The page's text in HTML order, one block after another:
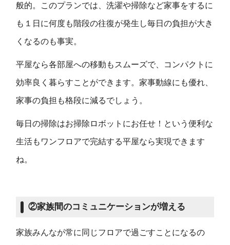
般的。このプランでは、洗濯や掃除など家事をするに
も１日に何度も階段の往復が発生し毎日の負担が大き
くなるのも事実。
平屋なら各部屋への移動もスムーズで、コンパクトに
効率良く暮らすことができます。家事動線にも優れ、
家事の負担も格段に減るでしょう。
毎日の掃除はお掃除ロボットにお任せ！という便利な
生活もワンフロアで完結する平屋なら実現できます
ね。
②家族間のコミュニケーションが増える
家族みんなが常に同じフロアで過ごすことになるの